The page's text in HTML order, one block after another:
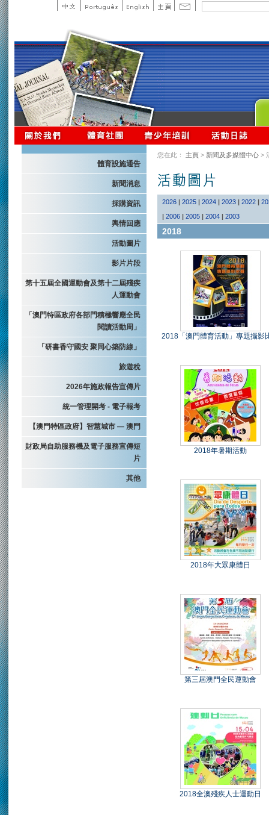
體育設施通告
新聞消息
採購資訊
輿情回應
活動圖片
影片片段
第十五屆全國運動會及第十二屆殘疾
人運動會
「澳門特區政府各部門積極響應全民
閱讀活動周」
「研書香守國安 聚同心築防線」
旅遊稅
2026年施政報告宣傳片
統一管理開考 - 電子報考
【澳門特區政府】智慧城市 — 澳門
財政局自助服務機及電子服務宣傳短
片
其他
您在此： 主頁 > 新聞及多媒體中心 >
2026 | 2025 | 2024 | 2023 | 2022 |
| 2006 | 2005 | 2004 | 2003
2018
2018「澳門體育活動」專題攝影
2018年暑期活動
2018年大眾康體日
第三屆澳門全民運動會
2018全澳殘疾人士運動日